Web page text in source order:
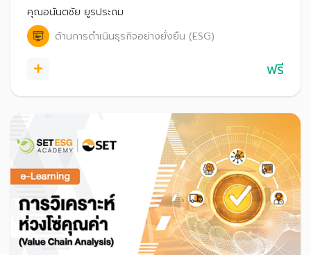
คุณอนันตชัย ยูรประถม
ด้านการดำเนินธุรกิจอย่างยั่งยืน (ESG)
ฟรี